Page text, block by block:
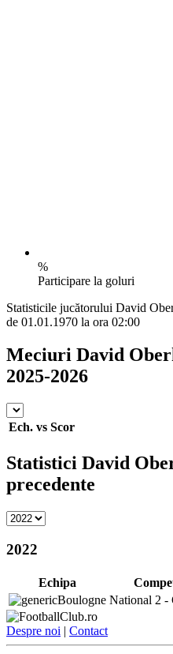
%
Participare la goluri
Statisticile jucătorului David
de 01.01.1970 la ora 02:00
Meciuri David
2025-2026
Ech. vs Scor
Statistici David
precedente
2022
Echipa
Boulogne National 2 -
Despre noi | Contact